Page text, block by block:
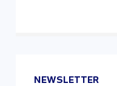
NEWSLETTER